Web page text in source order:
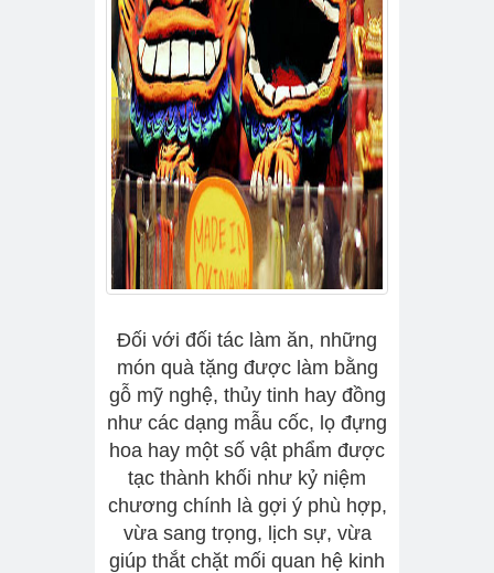
Đối với đối tác làm ăn, những
món quà tặng được làm bằng
gỗ mỹ nghệ, thủy tinh hay đồng
như các dạng mẫu cốc, lọ đựng
hoa hay một số vật phẩm được
tạc thành khối như kỷ niệm
chương chính là gợi ý phù hợp,
vừa sang trọng, lịch sự, vừa
giúp thắt chặt mối quan hệ kinh